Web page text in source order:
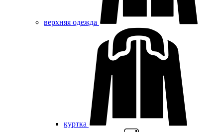
верхняя одежда
куртка